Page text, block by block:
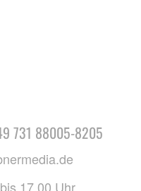
731 88005-8205
17.00 Uhr,